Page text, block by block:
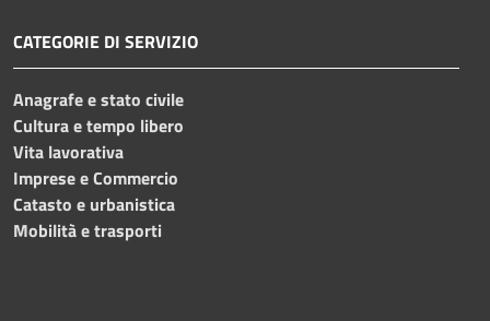
CATEGORIE DI SERVIZIO
Anagrafe e stato civile
Cultura e tempo libero
Vita lavorativa
Imprese e Commercio
Catasto e urbanistica
Mobilità e trasporti